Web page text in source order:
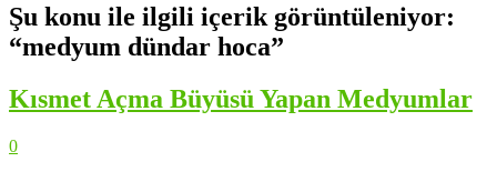
Şu konu ile ilgili içerik görüntüleniyor:
“medyum dündar hoca”
Kısmet Açma Büyüsü Yapan Medyumlar
0